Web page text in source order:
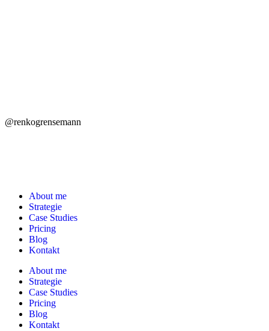
@renkogrensemann
About me
Strategie
Case Studies
Pricing
Blog
Kontakt
About me
Strategie
Case Studies
Pricing
Blog
Kontakt